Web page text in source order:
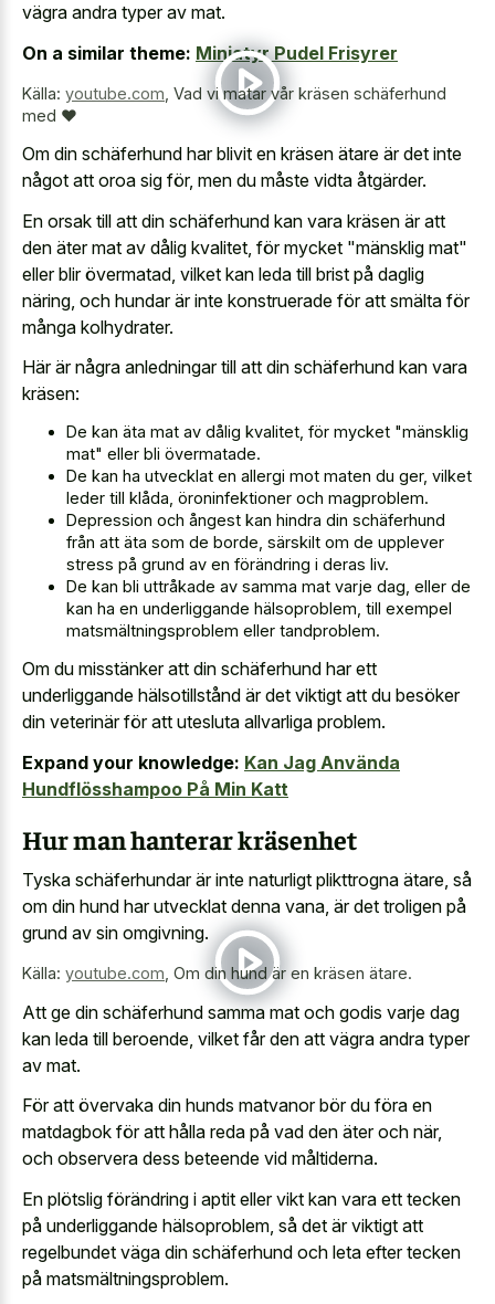
vägra andra typer av mat.
On a similar theme: Miniatyr Pudel Frisyrer
Källa: youtube.com Vad vi matar vår kräsen schäferhund
med ❤️
Om din schäferhund har blivit en kräsen ätare är det inte
något att oroa sig för, men du måste vidta åtgärder.
En orsak till att din schäferhund kan vara kräsen är att
den äter mat av dålig kvalitet, för mycket "mänsklig mat"
eller blir övermatad, vilket kan leda till brist på daglig
näring, och hundar är inte konstruerade för att smälta för
många kolhydrater.
Här är några anledningar till att din schäferhund kan vara
kräsen:
De kan äta mat av dålig kvalitet, för mycket "mänsklig
mat" eller bli övermatade.
De kan ha utvecklat en allergi mot maten du ger, vilket
leder till klåda, öroninfektioner och magproblem.
Depression och ångest kan hindra din schäferhund
från att äta som de borde, särskilt om de upplever
stress på grund av en förändring i deras liv.
De kan bli uttråkade av samma mat varje dag, eller de
kan ha en underliggande hälsoproblem, till exempel
matsmältningsproblem eller tandproblem.
Om du misstänker att din schäferhund har ett
underliggande hälsotillstånd är det viktigt att du besöker
din veterinär för att utesluta allvarliga problem.
Expand your knowledge: Kan Jag Använda
Hundflösshampoo På Min Katt
Hur man hanterar kräsenhet
Tyska schäferhundar är inte naturligt plikttrogna ätare, så
om din hund har utvecklat denna vana, är det troligen på
grund av sin omgivning.
Källa: youtube.com Om din hund är en kräsen ätare.
Att ge din schäferhund samma mat och godis varje dag
kan leda till beroende, vilket får den att vägra andra typer
av mat.
För att övervaka din hunds matvanor bör du föra en
matdagbok för att hålla reda på vad den äter och när,
och observera dess beteende vid måltiderna.
En plötslig förändring i aptit eller vikt kan vara ett tecken
på underliggande hälsoproblem, så det är viktigt att
regelbundet väga din schäferhund och leta efter tecken
på matsmältningsproblem.